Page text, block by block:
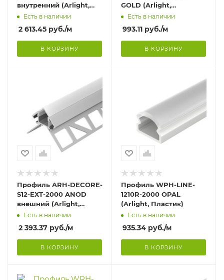
внутренний (Arlight,
Алюминий)
Есть в наличии
2 613.45 руб./м
В КОРЗИНУ
GOLD (Arlight,
Алюминий)
Есть в наличии
993.11 руб./м
В КОРЗИНУ
Профиль ARH-DECORE-
S12-EXT-2000 ANOD
внешний (Arlight,
Алюминий)
Есть в наличии
2 393.37 руб./м
В КОРЗИНУ
Профиль WPH-LINE-
1210R-2000 OPAL
(Arlight, Пластик)
Есть в наличии
935.34 руб./м
В КОРЗИНУ